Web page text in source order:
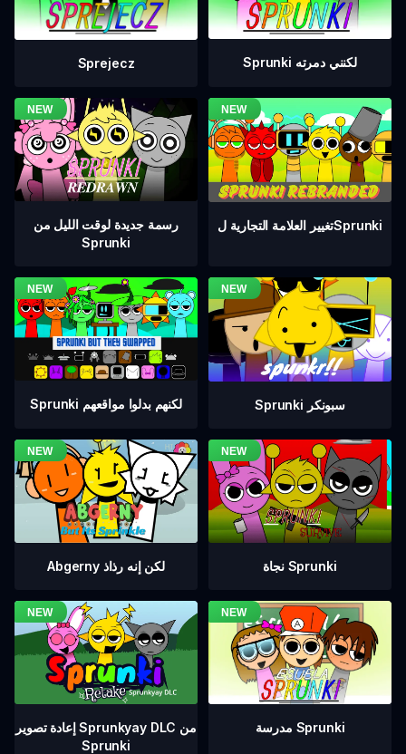
Sprejecz Sprunki لكنني دمرته
رسمة جديدة لوقت الليل من
Sprunki
تغيير العلامة التجارية لSprunki
Sprunki لكنهم بدلوا مواقعهم Sprunki سبونكر
Abgerny لكن إنه رذاذ نجاة Sprunki
إعادة تصوير Sprunkyay DLC من
Sprunki
مدرسة Sprunki